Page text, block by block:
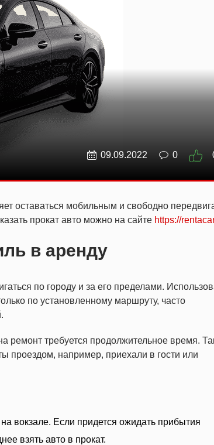
09.09.2022 0
оставаться мобильным и свободно
прокат авто можно на сайте https://
в аренду
по городу и за его пределами.
по установленному маршруту, часто
ремонт требуется продолжительное время.
проездом, например, приехали в гости или
вокзале. Если придется ожидать прибытия
взять авто в прокат.